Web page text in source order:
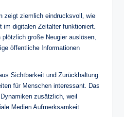
zeigt ziemlich eindrucksvoll, wie
im digitalen Zeitalter funktioniert.
plötzlich große Neugier auslösen,
öffentliche Informationen
Sichtbarkeit und Zurückhaltung
für Menschen interessant. Das
zusätzlich, weil
Medien Aufmerksamkeit